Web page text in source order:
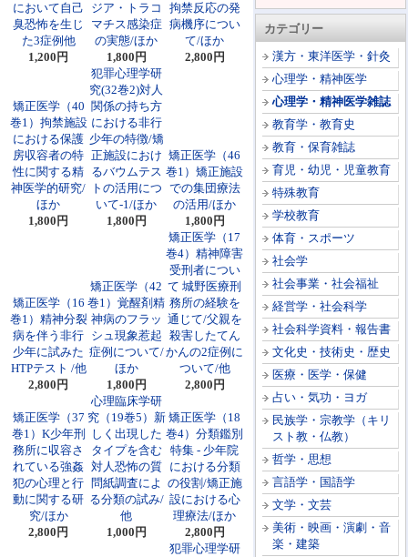
カテゴリー
漢方・東洋医学・針灸
心理学・精神医学
心理学・精神医学雑誌
教育学・教育史
教育・保育雑誌
育児・幼児・児童教育
特殊教育
学校教育
体育・スポーツ
社会学
社会事業・社会福祉
経営学・社会科学
社会科学資料・報告書
文化史・技術史・歴史
医療・医学・保健
占い・気功・ヨガ
民族学・宗教学（キリ
スト教・仏教）
哲学・思想
言語学・国語学
文学・文芸
美術・映画・演劇・音
楽・建築
において自己
臭恐怖を生じ
た3症例他
1,200円
ジア・トラコ
マチス感染症
の実態/ほか
1,800円
拘禁反応の発
病機序につい
て/ほか
2,800円
矯正医学（40
巻1）拘禁施設
における保護
房収容者の特
性に関する精
神医学的研究/
ほか
1,800円
犯罪心理学研
究(32巻2)対人
関係の持ち方
における非行
少年の特徴/矯
正施設におけ
るバウムテス
トの活用につ
いて-1/ほか
1,800円
矯正医学（46
巻1）矯正施設
での集団療法
の活用/ほか
1,800円
矯正医学（16
巻1）精神分裂
病を伴う非行
少年に試みた
HTPテスト /他
2,800円
矯正医学（42
巻1）覚醒剤精
神病のフラッ
シュ現象惹起
症例について/
ほか
1,800円
矯正医学（17
巻4）精神障害
受刑者につい
て 城野医療刑
務所の経験を
通じて/父親を
殺害したてん
かんの2症例に
ついて/他
2,800円
矯正医学（37
巻1）K少年刑
務所に収容さ
れている強姦
犯の心理と行
動に関する研
究/ほか
2,800円
心理臨床学研
究（19巻5）新
しく出現した
タイプを含む
対人恐怖の質
問紙調査によ
る分類の試み/
他
1,000円
矯正医学（18
巻4）分類鑑別
特集 - 少年院
における分類
の役割/矯正施
設における心
理療法/ほか
2,800円
犯罪心理学研